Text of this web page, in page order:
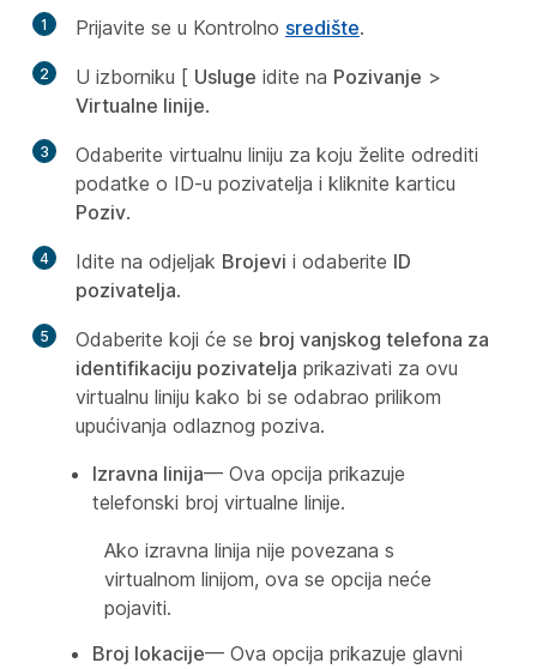
1 Prijavite se u Kontrolno središte.
2 U izborniku [ Usluge idite na Pozivanje >
Virtualne linije.
3
Odaberite virtualnu liniju za koju želite odrediti
podatke o ID-u pozivatelja i kliknite karticu
Poziv.
4 Idite na odjeljak Brojevi i odaberite ID
pozivatelja.
5 Odaberite koji će se broj vanjskog telefona za
identifikaciju pozivatelja prikazivati za ovu
virtualnu liniju kako bi se odabrao prilikom
upućivanja odlaznog poziva.
Izravna linija— Ova opcija prikazuje
telefonski broj virtualne linije.
Ako izravna linija nije povezana s
virtualnom linijom, ova se opcija neće
pojaviti.
Broj lokacije— Ova opcija prikazuje glavni